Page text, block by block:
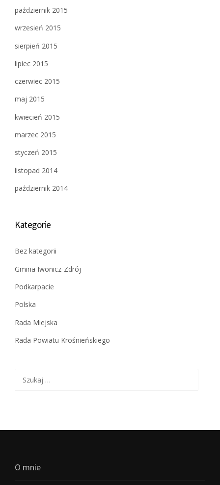
październik 2015
wrzesień 2015
sierpień 2015
lipiec 2015
czerwiec 2015
maj 2015
kwiecień 2015
marzec 2015
styczeń 2015
listopad 2014
październik 2014
Kategorie
Bez kategorii
Gmina Iwonicz-Zdrój
Podkarpacie
Polska
Rada Miejska
Rada Powiatu Krośnieńskiego
O mnie